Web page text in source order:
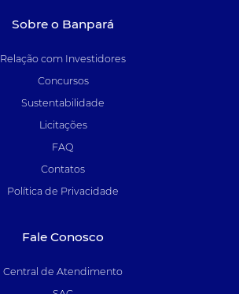
Sobre o Banpará
Relação com Investidores
Concursos
Sustentabilidade
Licitações
FAQ
Contatos
Política de Privacidade
Fale Conosco
Central de Atendimento